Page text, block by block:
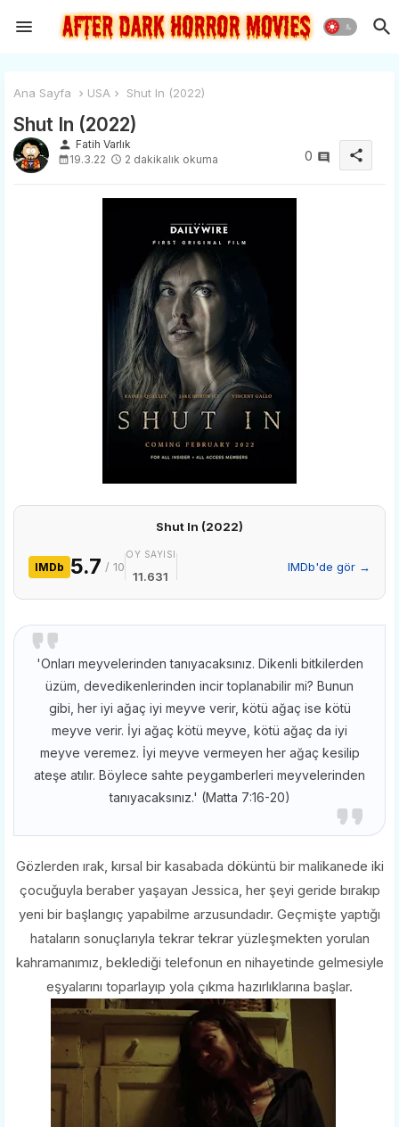
Ana Sayfa USA Shut In (2022)
Shut In (2022)
person Fatih Varlık
19.3.22
2 dakikalık okuma 0 share
Shut In (2022)
IMDb 5.7 / 10
OY SAYISI
11.631
IMDb'de gör →
'Onları meyvelerinden tanıyacaksınız. Dikenli bitkilerden
üzüm, devedikenlerinden incir toplanabilir mi? Bunun
gibi, her iyi ağaç iyi meyve verir, kötü ağaç ise kötü
meyve verir. İyi ağaç kötü meyve, kötü ağaç da iyi
meyve veremez. İyi meyve vermeyen her ağaç kesilip
ateşe atılır. Böylece sahte peygamberleri meyvelerinden
tanıyacaksınız.' (Matta 7:16-20)
Gözlerden ırak, kırsal bir kasabada döküntü bir malikanede iki
çocuğuyla beraber yaşayan Jessica, her şeyi geride bırakıp
yeni bir başlangıç yapabilme arzusundadır. Geçmişte yaptığı
hataların sonuçlarıyla tekrar tekrar yüzleşmekten yorulan
kahramanımız, beklediği telefonun en nihayetinde gelmesiyle
eşyalarını toparlayıp yola çıkma hazırlıklarına başlar.